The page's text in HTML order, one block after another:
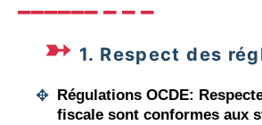
1. Respect des
Régulations OCDE:
fiscale sont conformes aux